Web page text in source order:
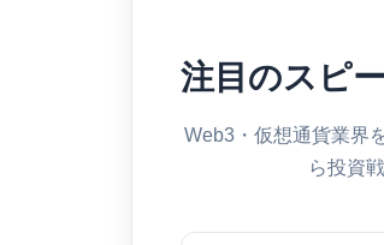
注目のスピ
Web3・仮想通貨業界
ら投資